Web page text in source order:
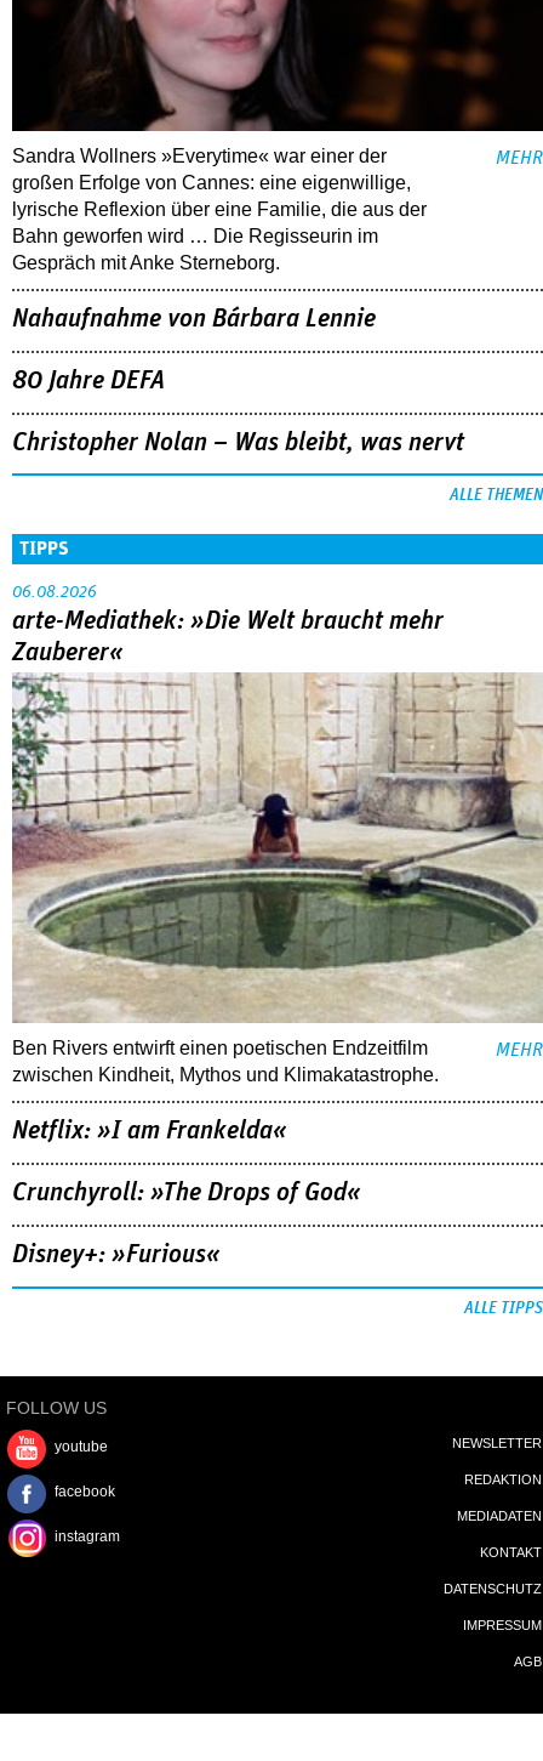
Sandra Wollners »Everytime« war einer der
großen Erfolge von Cannes: eine eigenwillige,
lyrische Reflexion über eine ­Familie, die aus der
Bahn geworfen wird … Die Regisseurin im
Gespräch mit Anke Sterneborg.
MEHR
Nahaufnahme von Bárbara Lennie
80 Jahre DEFA
Christopher Nolan – Was bleibt, was nervt
ALLE THEMEN
TIPPS
06.08.2026
arte-Mediathek: »Die Welt braucht mehr
Zauberer«
Ben Rivers entwirft einen poetischen Endzeitfilm
zwischen Kindheit, Mythos und Klimakatastrophe.
MEHR
Netflix: »I am Frankelda«
Crunchyroll: »The Drops of God«
Disney+: »Furious«
ALLE TIPPS
FOLLOW US
youtube
facebook
instagram
NEWSLETTER
REDAKTION
MEDIADATEN
KONTAKT
DATENSCHUTZ
IMPRESSUM
AGB